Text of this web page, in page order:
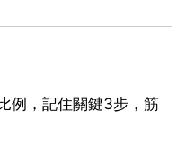
例，記住關鍵3步，筋